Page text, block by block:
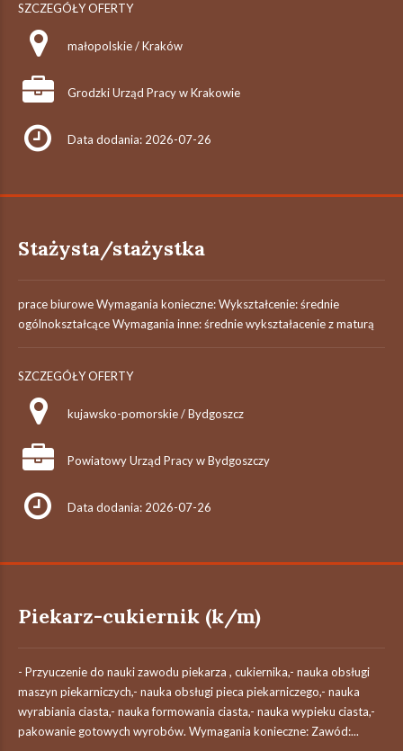
SZCZEGÓŁY OFERTY
małopolskie / Kraków
Grodzki Urząd Pracy w Krakowie
Data dodania: 2026-07-26
Stażysta/stażystka
prace biurowe Wymagania konieczne: Wykształcenie: średnie
ogólnokształcące Wymagania inne: średnie wykształacenie z maturą
SZCZEGÓŁY OFERTY
kujawsko-pomorskie / Bydgoszcz
Powiatowy Urząd Pracy w Bydgoszczy
Data dodania: 2026-07-26
Piekarz-cukiernik (k/m)
- Przyuczenie do nauki zawodu piekarza , cukiernika,- nauka obsługi
maszyn piekarniczych,- nauka obsługi pieca piekarniczego,- nauka
wyrabiania ciasta,- nauka formowania ciasta,- nauka wypieku ciasta,-
pakowanie gotowych wyrobów. Wymagania konieczne: Zawód:...